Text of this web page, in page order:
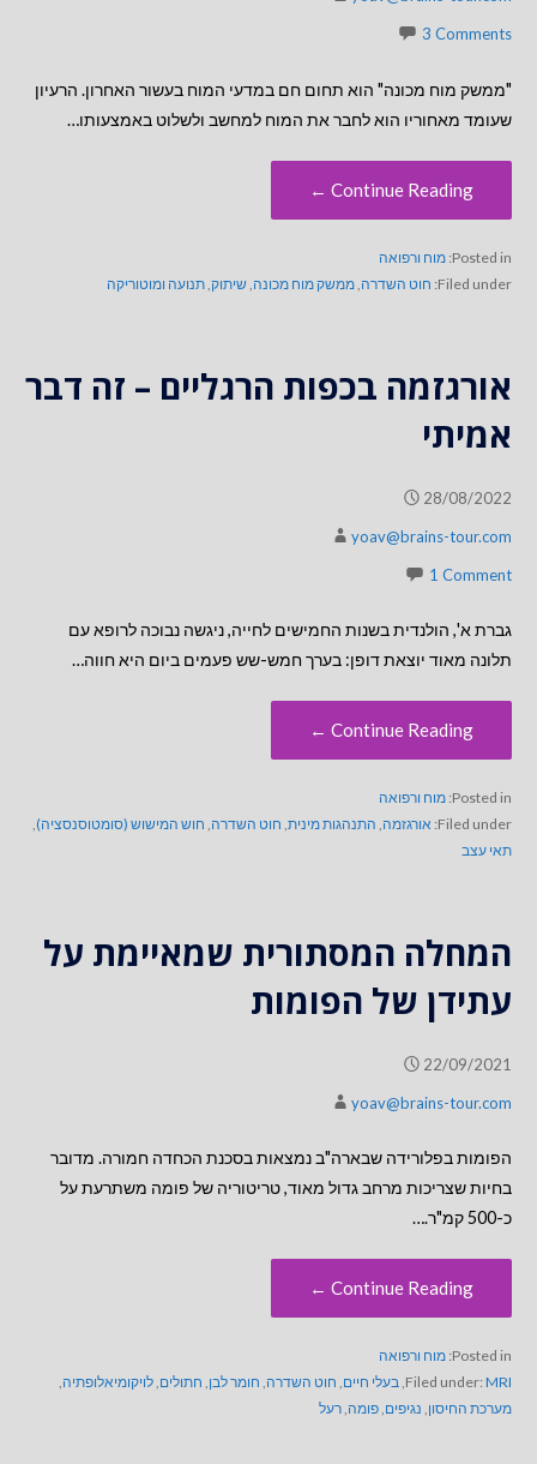
3 Comments
"ממשק מוח מכונה" הוא תחום חם במדעי המוח בעשור האחרון. הרעיון
שעומד מאחוריו הוא לחבר את המוח למחשב ולשלוט באמצעותו…
Continue Reading ←
Posted in: מוח ורפואה
Filed under: חוט השדרה,ממשק מוח מכונה,שיתוק,תנועה ומוטוריקה
אורגזמה בכפות הרגליים – זה דבר
אמיתי
28/08/2022
yoav@brains-tour.com
1 Comment
גברת א', הולנדית בשנות החמישים לחייה, ניגשה נבוכה לרופא עם
תלונה מאוד יוצאת דופן: בערך חמש-שש פעמים ביום היא חווה…
Continue Reading ←
Posted in: מוח ורפואה
Filed under: אורגזמה, התנהגות מינית, חוט השדרה, חוש המישוש (סומטוסנסציה),
תאי עצב
המחלה המסתורית שמאיימת על
עתידן של הפומות
22/09/2021
yoav@brains-tour.com
הפומות בפלורידה שבארה"ב נמצאות בסכנת הכחדה חמורה. מדובר
בחיות שצריכות מרחב גדול מאוד, טריטוריה של פומה משתרעת על
כ-500 קמ"ר.…
Continue Reading ←
Posted in: מוח ורפואה
Filed under:MRI
,בעלי חיים, חוט השדרה, חומר לבן, חתולים,לויקומיאלופתיה,
מערכת החיסון, נגיפים,פומה,רעל